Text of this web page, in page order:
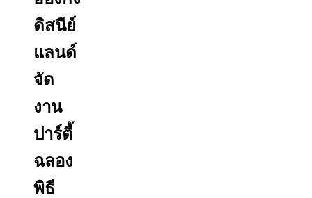
ดิสนีย์
แลนด์
จัด
งาน
ปาร์ตี้
ฉลอง
พิธี